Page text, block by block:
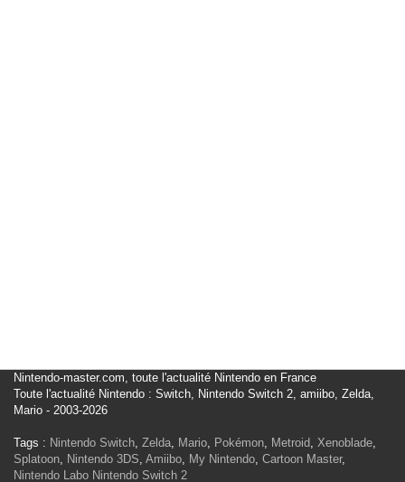
Nintendo-master.com, toute l'actualité Nintendo en France
Toute l'actualité Nintendo : Switch, Nintendo Switch 2, amiibo, Zelda,
Mario - 2003-2026
Tags : Nintendo Switch, Zelda, Mario, Pokémon, Metroid, Xenoblade,
Splatoon, Nintendo 3DS, Amiibo, My Nintendo, Cartoon Master,
Nintendo Labo Nintendo Switch 2